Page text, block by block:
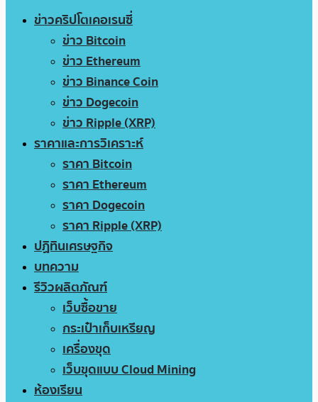
ข่าวคริปโตเคอเรนซี่
ข่าว Bitcoin
ข่าว Ethereum
ข่าว Binance Coin
ข่าว Dogecoin
ข่าว Ripple (XRP)
ราคาและการวิเคราะห์
ราคา Bitcoin
ราคา Ethereum
ราคา Dogecoin
ราคา Ripple (XRP)
ปฏิทินเศรษฐกิจ
บทความ
รีวิวผลิตภัณฑ์
เว็บซื้อขาย
กระเป๋าเก็บเหรียญ
เครื่องขุด
เว็บขุดแบบ Cloud Mining
ห้องเรียน